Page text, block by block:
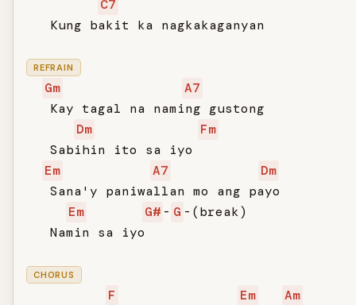
C7
   Kung bakit ka nagkakaganyan
REFRAIN
Gm
A7
   Kay tagal na naming gustong
Dm
Fm
   Sabihin ito sa iyo
Em
A7
Dm
   Sana'y paniwallan mo ang payo
Em
G# - G -(break)
   Namin sa iyo
CHORUS
F Em
Am